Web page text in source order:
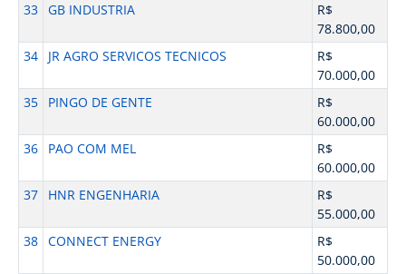
33
GB INDUSTRIA
R$
78.800,00
34
JR AGRO SERVICOS TECNICOS
R$
70.000,00
35
PINGO DE GENTE
R$
60.000,00
36
PAO COM MEL
R$
60.000,00
37
HNR ENGENHARIA
R$
55.000,00
38 CONNECT ENERGY
R$
50.000,00